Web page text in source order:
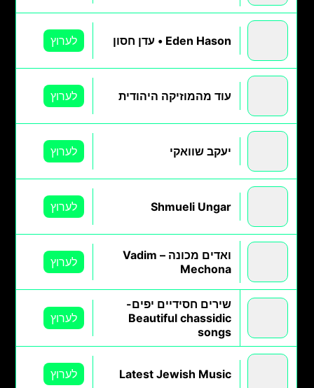
Eden Hason • עדן חסון לערוץ
עוד מהמוזיקה היהודית לערוץ
יעקב שוואקי לערוץ
Shmueli Ungar לערוץ
ואדים מכונה – Vadim
Mechona
לערוץ
שירים חסידיים יפים-
Beautiful chassidic
songs
לערוץ
Latest Jewish Music לערוץ